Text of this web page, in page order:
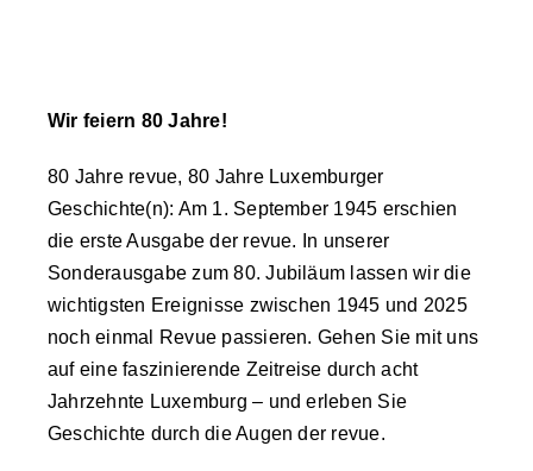
Wir feiern 80 Jahre!
80 Jahre revue, 80 Jahre Luxemburger
Geschichte(n): Am 1. September 1945 erschien
die erste Ausgabe der revue. In unserer
Sonderausgabe zum 80. Jubiläum lassen wir die
wichtigsten Ereignisse zwischen 1945 und 2025
noch einmal Revue passieren. Gehen Sie mit uns
auf eine faszinierende Zeitreise durch acht
Jahrzehnte Luxemburg – und erleben Sie
Geschichte durch die Augen der revue.